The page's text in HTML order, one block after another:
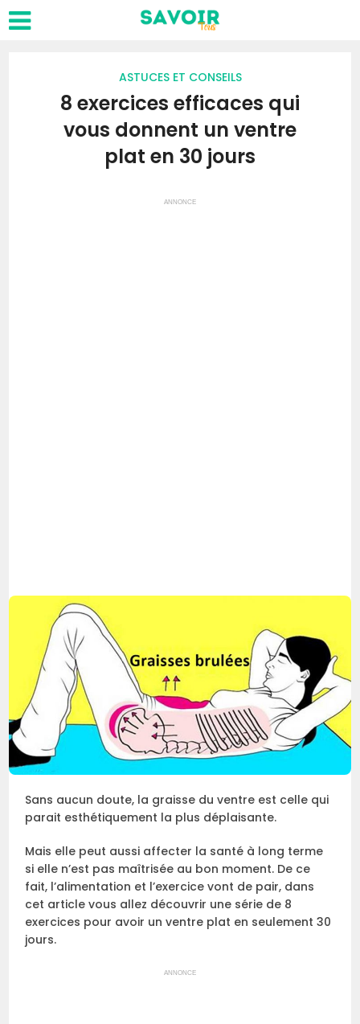
ASTUCES ET CONSEILS
8 exercices efficaces qui
vous donnent un ventre
plat en 30 jours
ANNONCE
Sans aucun doute, la graisse du ventre est celle qui
parait esthétiquement la plus déplaisante.
Mais elle peut aussi affecter la santé à long terme
si elle n’est pas maîtrisée au bon moment. De ce
fait, l’alimentation et l’exercice vont de pair, dans
cet article vous allez découvrir une série de 8
exercices pour avoir un ventre plat en seulement 30
jours.
ANNONCE